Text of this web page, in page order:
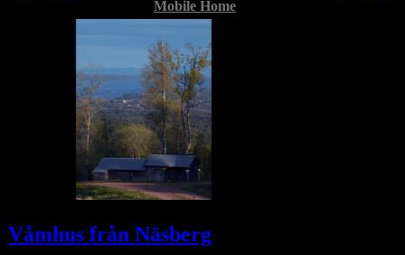
Mobile Home
Våmhus från Näsberg